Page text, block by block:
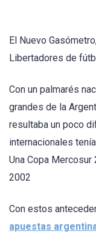
El Nuevo
Libertadores de
Con un palmarés
grandes de la
resultaba un poco
internacionales
Una Copa Mercosur
2002
Con estos
apuestas